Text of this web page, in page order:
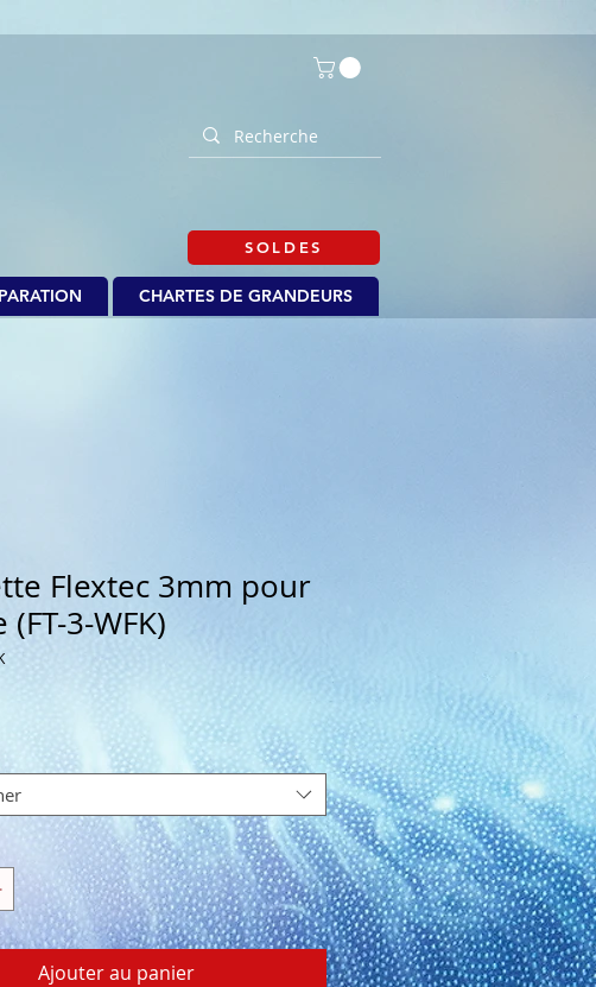
SOLDES
CHARTES DE GRANDEURS
Flextec 3mm pour
3-WFK)
Ajouter au panier